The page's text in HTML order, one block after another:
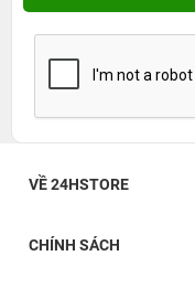
VỀ 24HSTORE
CHÍNH SÁCH